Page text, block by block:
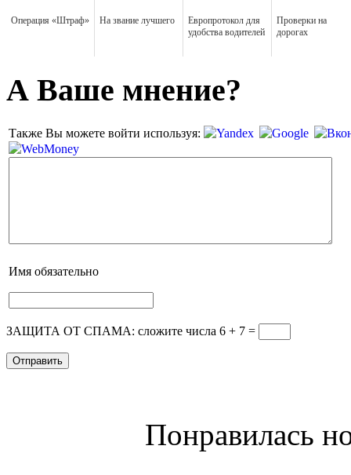
Операция «Штраф» На звание лучшего
Европротокол для
удобства водителей
Проверки на
дорогах
А Ваше мнение?
Также Вы можете войти используя:
Имя обязательно
ЗАЩИТА ОТ СПАМА: сложите числа 6 + 7 =
Понравилась